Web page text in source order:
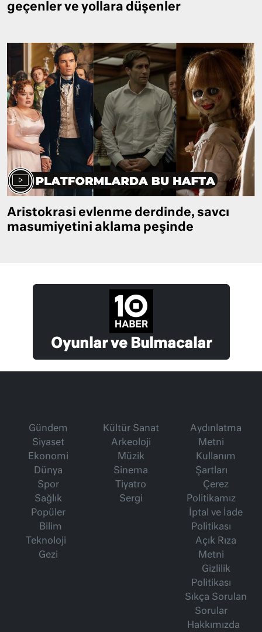
geçenler ve yollara düşenler
Aristokrasi evlenme derdinde, savcı
masumiyetini aklama peşinde
Oyunlar ve Bulmacalar
Gündem
Siyaset
Ekonomi
Dünya
Spor
Sağlık
Popüler
Bilim
Teknoloji
Gezi
Kültür Sanat
Arkeoloji
Müzik
Sinema
Tiyatro
Sergi
Aydınlatma
Metni
Kullanım
Şartları
Çerez
Politikamız
İptal ve İade
Politikası
Açık Rıza
Metni
Gizlilik
Politikası
Sıkça Sorulan
Sorular
Hakkımızda